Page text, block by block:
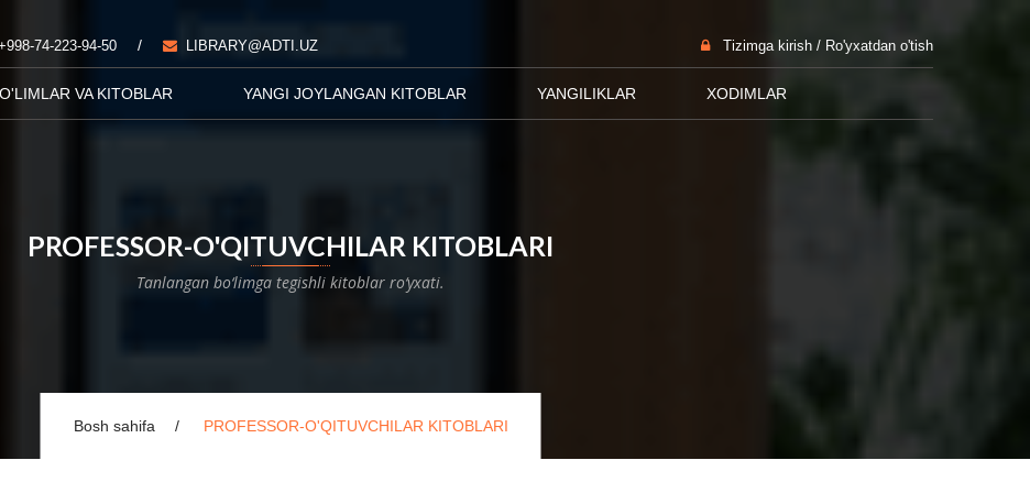
74-223-94-50 / LIBRARY@ADTI.UZ Tizimga kirish / Ro'yxatdan o'tish
VA KITOBLAR YANGI JOYLANGAN KITOBLAR YANGILIKLAR XODIMLAR
PROFESSOR-O'QITUVCHILAR KITOBLARI
Tanlangan bo‘limga tegishli kitoblar ro‘yxati.
Bosh sahifa PROFESSOR-O'QITUVCHILAR KITOBLARI